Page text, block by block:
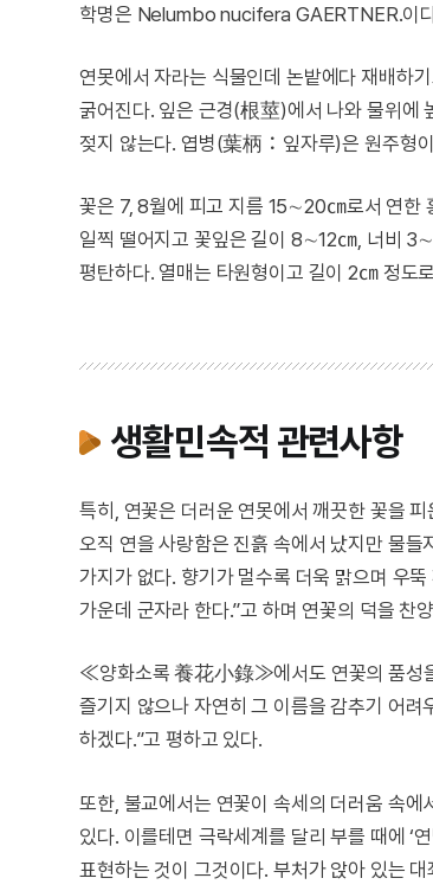
학명은 Nelumbo nucifera GAERTNER.이
연못에서 자라는 식물인데 논밭에다 재배하
굵어진다. 잎은 근경(根莖)에서 나와 물위에
젖지 않는다. 엽병(葉柄：잎자루)은 원주형
꽃은 7, 8월에 피고 지름 15∼20㎝로서 연한
일찍 떨어지고 꽃잎은 길이 8∼12㎝, 너비
평탄하다. 열매는 타원형이고 길이 2㎝ 정도
생활민속적 관련사항
특히, 연꽃은 더러운 연못에서 깨끗한 꽃을
오직 연을 사랑함은 진흙 속에서 났지만 물
가지가 없다. 향기가 멀수록 더욱 맑으며 우
가운데 군자라 한다.”고 하며 연꽃의 덕을 찬
≪양화소록 養花小錄≫에서도 연꽃의 품성을
즐기지 않으나 자연히 그 이름을 감추기 어
하겠다.”고 평하고 있다.
또한, 불교에서는 연꽃이 속세의 더러움 속
있다. 이를테면 극락세계를 달리 부를 때에 ‘
표현하는 것이 그것이다. 부처가 앉아 있는